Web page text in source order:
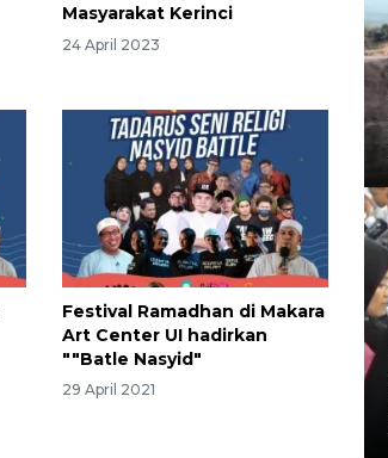
Masyarakat Kerinci
24 April 2023
Festival Ramadhan di Makara
Art Center UI hadirkan
""Batle Nasyid"
29 April 2021